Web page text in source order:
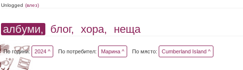
Unlogged (влез)
албуми, блог, хора, неща
По години: 2024 ^ По потребител: Марина ^ По място: Cumberland Island ^